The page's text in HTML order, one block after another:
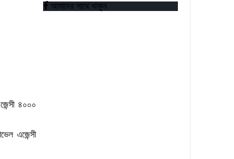
৪০০০
এজেন্সী
আমাদের সাথে থাকুন